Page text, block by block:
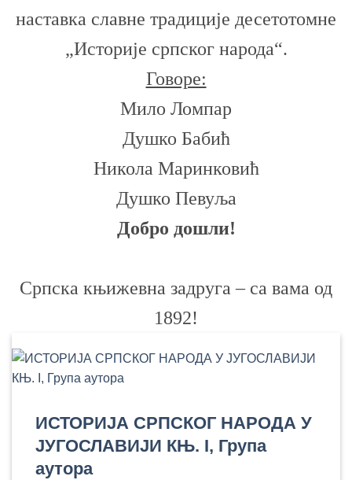
наставка славне традиције десетотомне
„Историје српског народа“.
Говоре:
Мило Ломпар
Душко Бабић
Никола Маринковић
Душко Певуља
Добро дошли!
Српска књижевна задруга – са вама од
1892!
ИСТОРИЈА СРПСКОГ НАРОДА У
ЈУГОСЛАВИЈИ КЊ. I, Група
аутора